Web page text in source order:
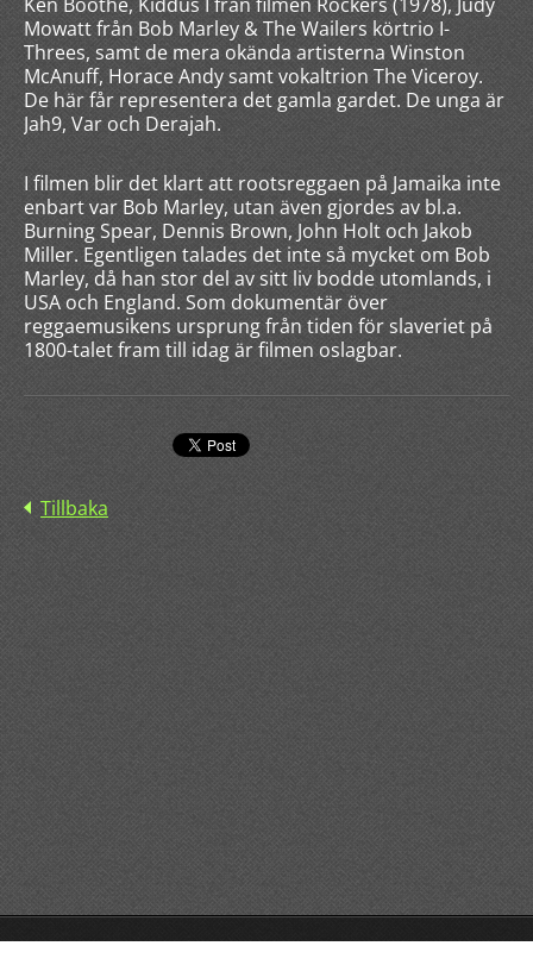
Mowatt från Bob Marley & The Wailers körtrio I-
Threes, samt de mera okända artisterna Winston
McAnuff, Horace Andy samt vokaltrion The Viceroy.
De här får representera det gamla gardet. De unga är
Jah9, Var och Derajah.
I filmen blir det klart att rootsreggaen på Jamaika inte
enbart var Bob Marley, utan även gjordes av bl.a.
Burning Spear, Dennis Brown, John Holt och Jakob
Miller. Egentligen talades det inte så mycket om Bob
Marley, då han stor del av sitt liv bodde utomlands, i
USA och England. Som dokumentär över
reggaemusikens ursprung från tiden för slaveriet på
1800-talet fram till idag är filmen oslagbar.
Tillbaka